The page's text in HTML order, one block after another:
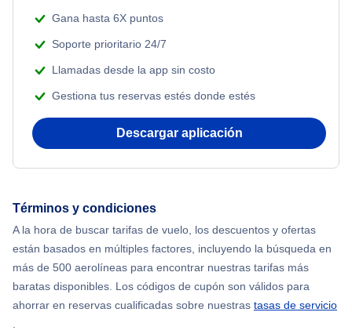
Flights from Shanghai to Nueva York
Flights from Delhi to Nueva York
Flights from Nueva York to Seúl
Flights from Nueva York to Barcelona
Adventure Vacations
Gana hasta 6X puntos
Soporte prioritario 24/7
Llamadas desde la app sin costo
Gestiona tus reservas estés donde estés
Descargar aplicación
Términos y condiciones
A la hora de buscar tarifas de vuelo, los descuentos y ofertas
están basados en múltiples factores, incluyendo la búsqueda en
más de 500 aerolíneas para encontrar nuestras tarifas más
baratas disponibles. Los códigos de cupón son válidos para
ahorrar en reservas cualificadas sobre nuestras tasas de servicio
.